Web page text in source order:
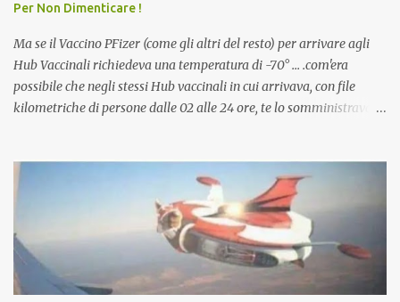
che abbiamo elencato sopra...
Per Non Dimenticare !
Ma se il Vaccino PFizer (come gli altri del resto) per arrivare agli
Hub Vaccinali richiedeva una temperatura di -70° ... .com'era
possibile che negli stessi Hub vaccinali in cui arrivava, con file
kilometriche di persone dalle 02 alle 24 ore, te lo somministravano
Vaccino come: l' Amaro del Capo, era "spettacolare Ghiacciato, ma
andava bene anche, a Temperatura Ambiente"! Riproponiamo
l'articolo per NON Dimenticare!